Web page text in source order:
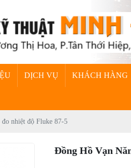
DỊCH VỤ KHÁCH HÀNG
nhiệt độ Fluke 87-5
Đồng Hồ Vạn